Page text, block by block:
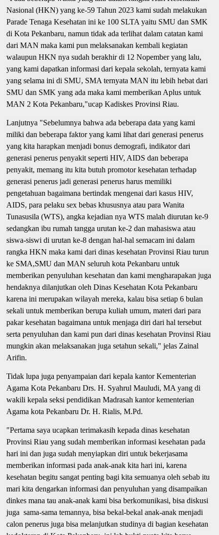
Nasional (HKN) yang ke-59 Tahun 2023 kami sudah melakukan
Parade Tenaga Kesehatan ini ke 100 SLTA yaitu SMU dan SMK
di Kota Pekanbaru, namun tidak ada terlihat dalam catatan kami
dari MAN maka kami pun melaksanakan kembali kegiatan
walaupun HKN nya sudah berakhir di 12 Nopember yang lalu,
yang kami dapatkan informasi dari kepala sekolah, ternyata kami
yang selama ini di SMU, SMA ternyata MAN itu lebih hebat dari
SMU dan SMK yang ada maka kami memberikan Aplus untuk
MAN 2 Kota Pekanbaru,"ucap Kadiskes Provinsi Riau.
Lanjutnya "Sebelumnya bahwa ada beberapa data yang kami
miliki dan beberapa faktor yang kami lihat dari generasi penerus
yang kita harapkan menjadi bonus demografi, indikator dari
generasi penerus penyakit seperti HIV, AIDS dan beberapa
penyakit, memang itu kita butuh promotor kesehatan terhadap
generasi penerus jadi generasi penerus harus memiliki
pengetahuan bagaimana bertindak mengenai dari kasus HIV,
AIDS, para pelaku sex bebas khususnya atau para Wanita
Tunasusila (WTS), angka kejadian nya WTS malah diurutan ke-9
sedangkan ibu rumah tangga urutan ke-2 dan mahasiswa atau
siswa-siswi di urutan ke-8 dengan hal-hal semacam ini dalam
rangka HKN maka kami dari dinas kesehatan Provinsi Riau turun
ke SMA,SMU dan MAN seluruh kota Pekanbaru untuk
memberikan penyuluhan kesehatan dan kami mengharapakan juga
hendaknya dilanjutkan oleh Dinas Kesehatan Kota Pekanbaru
karena ini merupakan wilayah mereka, kalau bisa setiap 6 bulan
sekali untuk memberikan berupa kuliah umum, materi dari para
pakar kesehatan bagaimana untuk menjaga diri dari hal tersebut
serta penyuluhan dan kami pun dari dinas kesehatan Provinsi Riau
mungkin akan melaksanakan juga setahun sekali," jelas Zainal
Arifin.
Tidak lupa juga penyampaian dari kepala kantor Kementerian
Agama Kota Pekanbaru Drs. H. Syahrul Mauludi, MA yang di
wakili kepala seksi pendidikan Madrasah kantor kementerian
Agama kota Pekanbaru Dr. H. Rialis, M.Pd.
"Pertama saya ucapkan terimakasih kepada dinas kesehatan
Provinsi Riau yang sudah memberikan informasi kesehatan pada
hari ini dan juga sudah menyiapkan diri untuk bekerjasama
memberikan informasi pada anak-anak kita hari ini, karena
kesehatan begitu sangat penting bagi kita semuanya oleh sebab itu
mari kita dengarkan informasi dan penyuluhan yang disampaikan
dinkes mana tau anak-anak kami bisa berkomunikasi, bisa diskusi
juga sama-sama temannya, bisa bekal-bekal anak-anak menjadi
calon penerus juga bisa melanjutkan studinya di bagian kesehatan